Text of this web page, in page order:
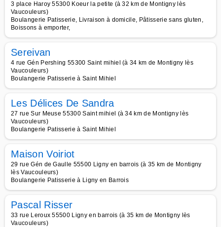
3 place Haroy 55300 Koeur la petite (à 32 km de Montigny lès
Vaucouleurs)
Boulangerie Patisserie, Livraison à domicile, Pâtisserie sans gluten,
Boissons à emporter,
Sereivan
4 rue Gén Pershing 55300 Saint mihiel (à 34 km de Montigny lès
Vaucouleurs)
Boulangerie Patisserie à Saint Mihiel
Les Délices De Sandra
27 rue Sur Meuse 55300 Saint mihiel (à 34 km de Montigny lès
Vaucouleurs)
Boulangerie Patisserie à Saint Mihiel
Maison Voiriot
29 rue Gén de Gaulle 55500 Ligny en barrois (à 35 km de Montigny
lès Vaucouleurs)
Boulangerie Patisserie à Ligny en Barrois
Pascal Risser
33 rue Leroux 55500 Ligny en barrois (à 35 km de Montigny lès
Vaucouleurs)